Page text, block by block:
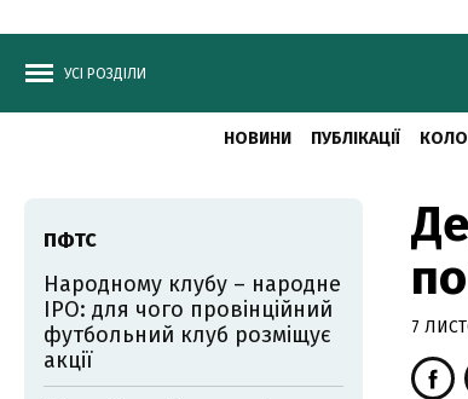
УСІ РОЗДІЛИ
НОВИНИ ПУБЛІКАЦІЇ
7
ПФТС
Народному клубу – народне
IPO: для чого провінційний
футбольний клуб розміщує
акції